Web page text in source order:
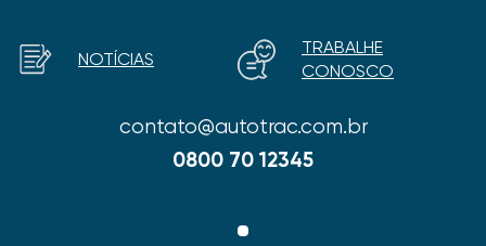
contato@autotrac.com.br
0800 70 12345
NOTÍCIAS
TRABALHE
CONOSCO